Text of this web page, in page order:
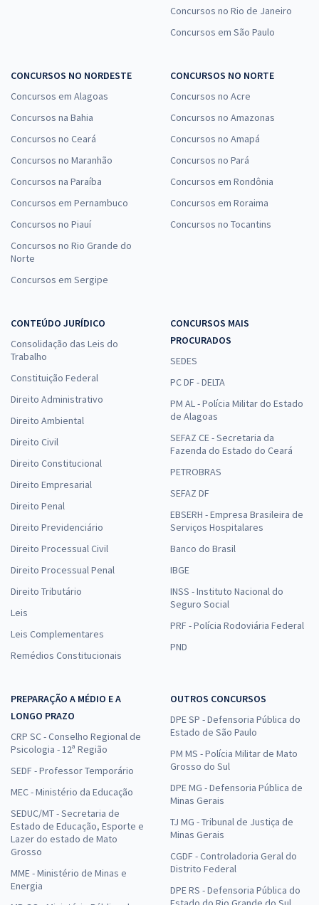
Concursos no Rio de Janeiro
Concursos em São Paulo
CONCURSOS NO NORDESTE
Concursos em Alagoas
Concursos na Bahia
Concursos no Ceará
Concursos no Maranhão
Concursos na Paraíba
Concursos em Pernambuco
Concursos no Piauí
Concursos no Rio Grande do
Norte
Concursos em Sergipe
CONCURSOS NO NORTE
Concursos no Acre
Concursos no Amazonas
Concursos no Amapá
Concursos no Pará
Concursos em Rondônia
Concursos em Roraima
Concursos no Tocantins
CONTEÚDO JURÍDICO
Consolidação das Leis do
Trabalho
Constituição Federal
Direito Administrativo
Direito Ambiental
Direito Civil
Direito Constitucional
Direito Empresarial
Direito Penal
Direito Previdenciário
Direito Processual Civil
Direito Processual Penal
Direito Tributário
Leis
Leis Complementares
Remédios Constitucionais
CONCURSOS MAIS
PROCURADOS
SEDES
PC DF - DELTA
PM AL - Polícia Militar do Estado
de Alagoas
SEFAZ CE - Secretaria da
Fazenda do Estado do Ceará
PETROBRAS
SEFAZ DF
EBSERH - Empresa Brasileira de
Serviços Hospitalares
Banco do Brasil
IBGE
INSS - Instituto Nacional do
Seguro Social
PRF - Polícia Rodoviária Federal
PND
PREPARAÇÃO A MÉDIO E A
LONGO PRAZO
CRP SC - Conselho Regional de
Psicologia - 12ª Região
SEDF - Professor Temporário
MEC - Ministério da Educação
SEDUC/MT - Secretaria de
Estado de Educação, Esporte e
Lazer do estado de Mato
Grosso
MME - Ministério de Minas e
Energia
OUTROS CONCURSOS
DPE SP - Defensoria Pública do
Estado de São Paulo
PM MS - Polícia Militar de Mato
Grosso do Sul
DPE MG - Defensoria Pública de
Minas Gerais
TJ MG - Tribunal de Justiça de
Minas Gerais
CGDF - Controladoria Geral do
Distrito Federal
DPE RS - Defensoria Pública do